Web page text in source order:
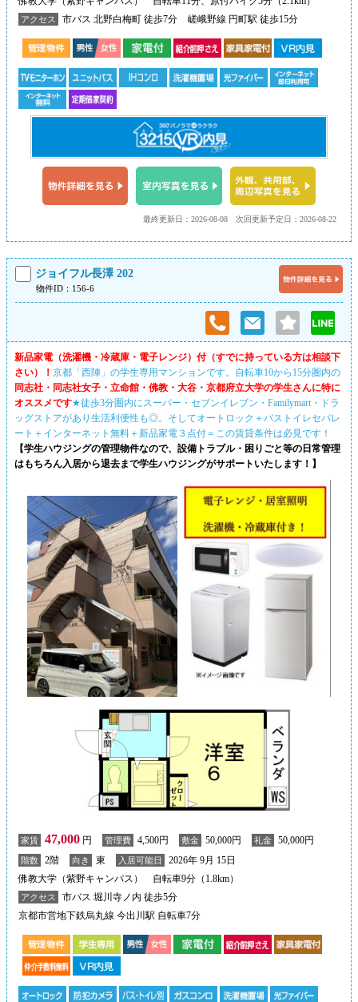
アクセス 市バス 北野白梅町 徒歩7分 嵯峨野線 円町駅 徒歩15分
次回更新予定日：2026-08-22
最終更新日：2026-08-08
ジョイフル長澤 202
物件ID：156-6
新品家電（洗濯機・冷蔵庫・電子レンジ）付（すでに持っている方は相談下
さい）！ 京都「西陣」の学生専用マンションです。自転車10から15分圏内の
同志社・同志社女子・立命館・佛教・大谷・京都府立大学の学生さんに特に
オススメです★徒歩3分圏内にスーパー・セブンイレブン・Familymart・ドラ
ッグストアがあり生活利便性も◎。そしてオートロック＋バストイレセパレ
ート＋インターネット無料＋新品家電３点付＝この賃貸条件は必見です！
【学生ハウジングの管理物件なので、設備トラブル・困りごと等の日常管理
はもちろん入居から退去まで学生ハウジングがサポートいたします！】
家賃 47,000 円 管理費 4,500円 敷金 50,000円 礼金 50,000円
階数 2階 向き 東 入居可能日
2026年 9月 15日
佛教大学（紫野キャンパス） 自転車9分（1.8km）
アクセス
市バス 堀川寺ノ内 徒歩5分
京都市営地下鉄烏丸線 今出川駅 自転車7分